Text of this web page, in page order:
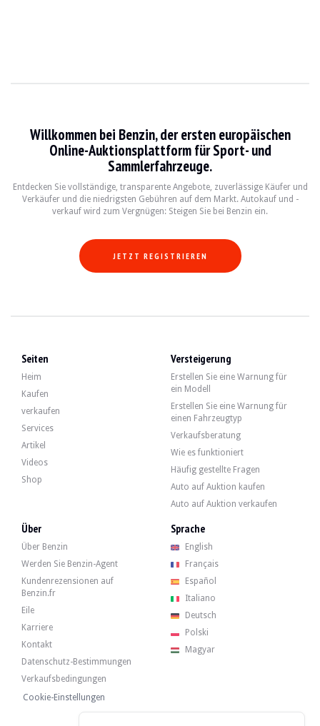
Le Volkswagen Scirocco est une voiture emblématique produite entre 1974
Fiche technique
Années de production Moteur Puissance
1.8L - 2.0L I4 112 - 160 ch
Entdecken Sie alle unsere Angebote von Volkswagen Scirocco zum Verkauf.
Volkswagen Scirocco — Verkauft
Volkswagen Scirocco 1.6 GTI - 1982
6 000 €
Volkswagen Scirocco 1.6 GTI - 1982
Volkswagen Scirocco - 2013
Volkswagen Scirocco 2.0 TSI - 2009
Volkswagen Scirocco 2.0 TSI - 2009
Volkswagen Scirocco 1.8 16v - 1987
Willkommen bei Benzin, der ersten europäischen
Online-Auktionsplattform für Sport- und
Sammlerfahrzeuge.
Entdecken Sie vollständige, transparente Angebote, zuverlässige Käufer und
Verkäufer und die niedrigsten Gebühren auf dem Markt. Autokauf und -
verkauf wird zum Vergnügen: Steigen Sie bei Benzin ein.
JETZT REGISTRIEREN
Seiten
Heim
Kaufen
verkaufen
Services
Artikel
Videos
Shop
Versteigerung
Erstellen Sie eine Warnung für
ein Modell
Erstellen Sie eine Warnung für
einen Fahrzeugtyp
Verkaufsberatung
Wie es funktioniert
Häufig gestellte Fragen
Auto auf Auktion kaufen
Auto auf Auktion verkaufen
Über
Über Benzin
Werden Sie Benzin-Agent
Kundenrezensionen auf
Benzin.fr
Eile
Karriere
Kontakt
Datenschutz-Bestimmungen
Verkaufsbedingungen
Cookie-Einstellungen
Sprache
English
Français
Español
Italiano
Deutsch
Polski
Magyar